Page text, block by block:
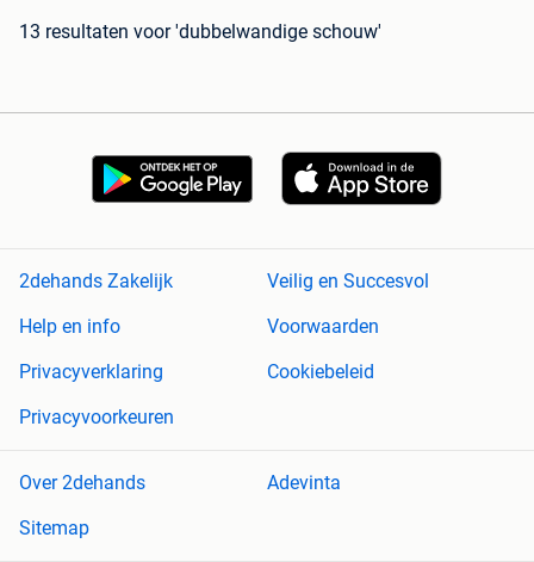
13 resultaten voor 'dubbelwandige schouw'
2dehands Zakelijk
Veilig en Succesvol
Help en info
Voorwaarden
Privacyverklaring
Cookiebeleid
Privacyvoorkeuren
Over 2dehands
Adevinta
Sitemap